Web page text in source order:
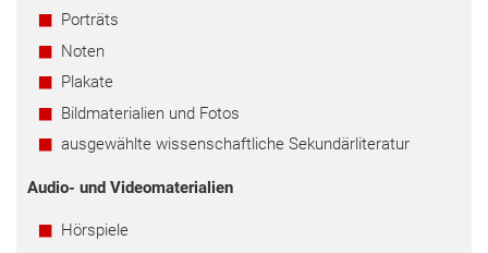
Porträts
Noten
Plakate
Bildmaterialien und Fotos
ausgewählte wissenschaftliche Sekundärliteratur
Audio- und Videomaterialien
Hörspiele